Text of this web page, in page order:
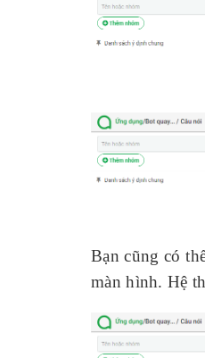
Bạn cũng có
màn hình. Hệ